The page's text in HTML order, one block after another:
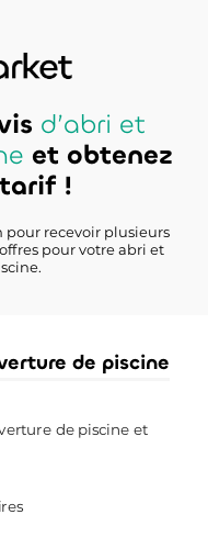
d’abri et
et obtenez
!
pour recevoir plusieurs
pour votre abri et
de piscine
de piscine et